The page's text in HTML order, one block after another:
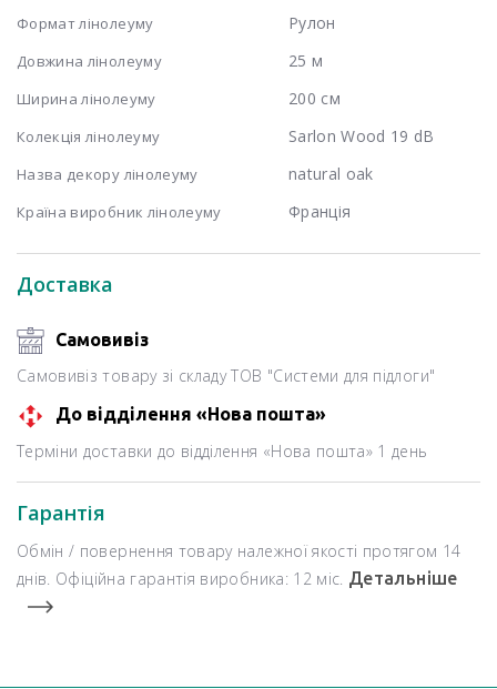
Доставка
Самовивіз
Самовивіз товару зі складу ТОВ "Системи для підлоги"
До відділення «Нова пошта»
Терміни доставки до відділення «Нова пошта» 1 день
Гарантія
Обмін / повернення товару належної якості протягом 14
днів. Офіційна гарантія виробника: 12 міс. Детальніше
Формат лінолеуму Рулон
Довжина лінолеуму 25 м
Ширина лінолеуму 200 см
Колекція лінолеуму Sarlon Wood 19 dB
Назва декору лінолеуму natural oak
Країна виробник лінолеуму Франція